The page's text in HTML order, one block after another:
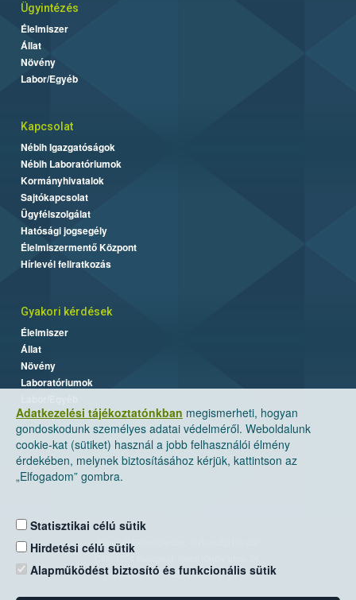
Adatkezelési tájékoztatónkban megismerheti, hogyan
gondoskodunk személyes adatai védelméről. Weboldalunk
cookie-kat (sütiket) használ a jobb felhasználói élmény
érdekében, melynek biztosításához kérjük, kattintson az
„Elfogadom” gombra.
Statisztikai célú sütik
Hirdetési célú sütik
Alapműködést biztosító és funkcionális sütik
Ügyintézés
Élelmiszer
Állat
Növény
Labor/Egyéb
Kapcsolat
Nébih Igazgatóságok
Nébih Laboratóriumok
Kormányhivatalok
Sajtókapcsolat
Ügyfélszolgálat
Hatósági jogsegély
Élelmiszermentő Központ
Hírlevél feliratkozás
Gyakori kérdések
Élelmiszer
Állat
Növény
Laboratóriumok
Nemzeti Élelmiszerlánc-biztonsági Hivatal
Levelezési cím: 1525 Budapest. Pf. 30.